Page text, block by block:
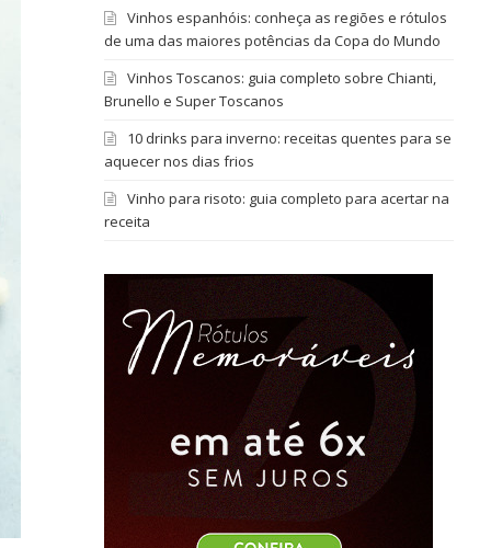
Vinhos espanhóis: conheça as regiões e rótulos
de uma das maiores potências da Copa do Mundo
Vinhos Toscanos: guia completo sobre Chianti,
Brunello e Super Toscanos
10 drinks para inverno: receitas quentes para se
aquecer nos dias frios
Vinho para risoto: guia completo para acertar na
receita